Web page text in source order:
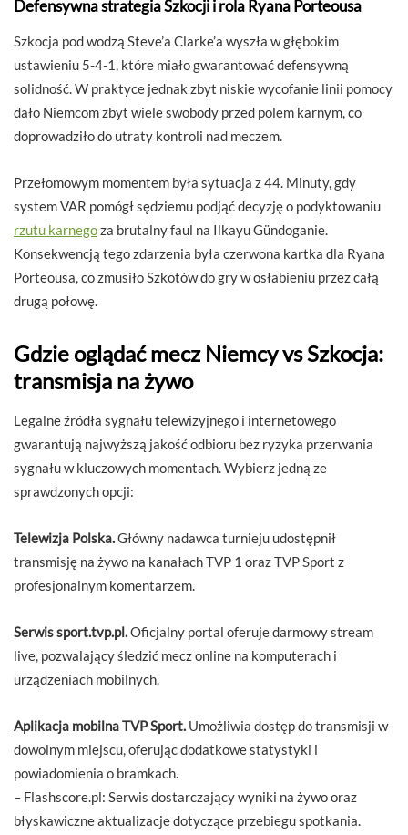
Defensywna strategia Szkocji i rola Ryana Porteousa
Szkocja pod wodzą Steve’a Clarke’a wyszła w głębokim
ustawieniu 5-4-1, które miało gwarantować defensywną
solidność. W praktyce jednak zbyt niskie wycofanie linii pomocy
dało Niemcom zbyt wiele swobody przed polem karnym, co
doprowadziło do utraty kontroli nad meczem.
Przełomowym momentem była sytuacja z 44. Minuty, gdy
system VAR pomógł sędziemu podjąć decyzję o podyktowaniu
rzutu karnegoza brutalny faul na Ilkayu Gündoganie.
Konsekwencją tego zdarzenia była czerwona kartka dla Ryana
Porteousa, co zmusiło Szkotów do gry w osłabieniu przez całą
drugą połowę.
Gdzie oglądać mecz Niemcy vs Szkocja:
transmisja na żywo
Legalne źródła sygnału telewizyjnego i internetowego
gwarantują najwyższą jakość odbioru bez ryzyka przerwania
sygnału w kluczowych momentach. Wybierz jedną ze
sprawdzonych opcji:
Telewizja Polska.Główny nadawca turnieju udostępnił
transmisję na żywo na kanałach TVP 1 oraz TVP Sport z
profesjonalnym komentarzem.
Serwis sport.tvp.pl.Oficjalny portal oferuje darmowy stream
live, pozwalający śledzić mecz online na komputerach i
urządzeniach mobilnych.
Aplikacja mobilna TVP Sport. Umożliwia dostęp do transmisji w
dowolnym miejscu, oferując dodatkowe statystyki i
powiadomienia o bramkach.
– Flashscore.pl: Serwis dostarczający wyniki na żywo oraz
błyskawiczne aktualizacje dotyczące przebiegu spotkania.